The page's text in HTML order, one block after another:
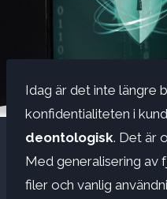
Idag är det inte längre
konfidentialiteten i
deontologisk. Det är
Med generalisering av
filer och vanlig